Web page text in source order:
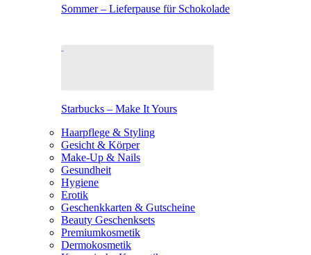
Sommer – Lieferpause für Schokolade
Starbucks – Make It Yours
Haarpflege & Styling
Gesicht & Körper
Make-Up & Nails
Gesundheit
Hygiene
Erotik
Geschenkkarten & Gutscheine
Beauty Geschenksets
Premiumkosmetik
Dermokosmetik